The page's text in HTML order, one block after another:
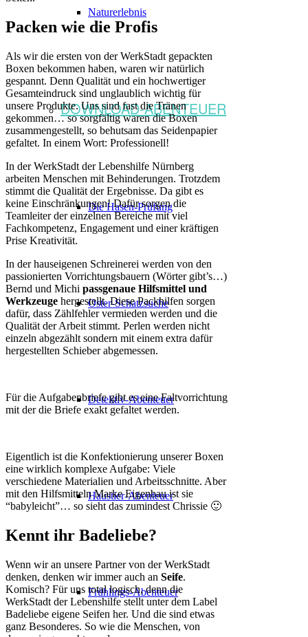
Naturerlebnis
DOWNLOAD-ABENTEUER
Die Hasen-Prüfung
Oster-Schatzsuche
Detektiv-Abenteuer
Haustier-Abenteuer
Frühlings-Abenteuer
Packen wie die Profis
Als wir die ersten von der WerkStadt gepackten
Boxen bekommen haben, waren wir natürlich
gespannt. Denn Qualität und ein hochwertiger
Gesamteindruck sind unglaublich wichtig für
unsere Produkte. Uns sind fast die Tränen
gekommen… so sorgfältig waren die Boxen
zusammengestellt, so behutsam das Seidenpapier
gefaltet. In einem Wort: Professionell!
In der WerkStadt der Lebenshilfe Nürnberg
arbeiten Menschen mit Behinderungen. Trotzdem
stimmt die Qualität der Ergebnisse. Da gibt es
keine Einschränkungen! Dafür sorgen die
Teamleiter der einzelnen Bereiche mit viel
Fachkompetenz, Engagement und einer kräftigen
Prise Kreativität.
In der hauseigenen Schreinerei werden von den
passionierten Vorrichtungsbauern (Wörter gibt’s…)
Bernd und Michi passgenaue Hilfsmittel und
Werkzeuge hergestellt. Diese Packhilfen sorgen
dafür, dass Zählfehler vermieden werden und die
Qualität der Arbeit stimmt. Perlen werden nicht
einzeln abgezählt sondern mit einem extra dafür
hergestellten Schieber abgemessen.
Für die Aufgabenbriefe gibt es eine Faltvorrichtung
mit der die Briefe exakt gefaltet werden.
Eigentlich ist die Konfektionierung unserer Boxen
eine wirklich komplexe Aufgabe: Viele
verschiedene Materialien und Arbeitsschnitte. Aber
mit den Hilfsmitteln Marke Eigenbau ist sie
“babyleicht”… so sieht das zumindest Chrissie 🙂
Kennt ihr Badeliebe?
Wenn wir an unsere Partner von der WerkStadt
denken, denken wir immer auch an Seife.
Komisch? Für uns total logisch, denn die
WerkStadt der Lebenshilfe stellt unter dem Label
Badeliebe eigene Seifen her. Und die sind etwas
ganz Besonderes. So wie die Menschen, von